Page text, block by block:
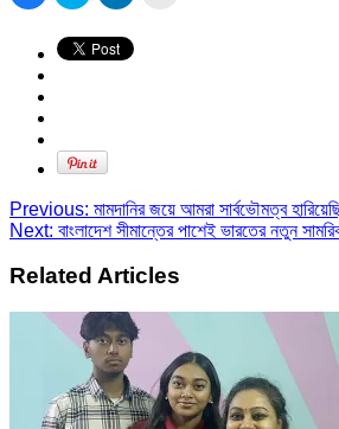
share
Facebook
(Opens
in
new
window)
share
Twitter
(Opens
LinkedIn
(Opens
Previous: মামদানির জয়ে আমরা সার্বভৌমত্ব
Next: বাংলাদেশ সীমান্তের পাশেই ভারতের নতুন
Related Articles